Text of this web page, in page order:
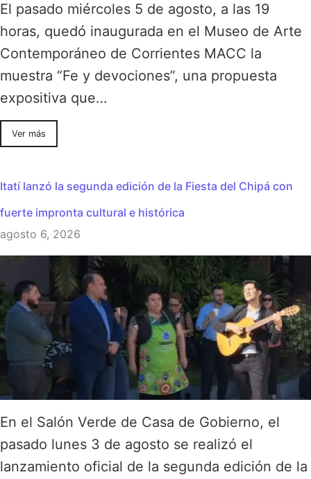
El pasado miércoles 5 de agosto, a las 19
horas, quedó inaugurada en el Museo de Arte
Contemporáneo de Corrientes MACC la
muestra “Fe y devociones”, una propuesta
expositiva que…
Ver más
Itatí lanzó la segunda edición de la Fiesta del Chipá con
fuerte impronta cultural e histórica
agosto 6, 2026
En el Salón Verde de Casa de Gobierno, el
pasado lunes 3 de agosto se realizó el
lanzamiento oficial de la segunda edición de la